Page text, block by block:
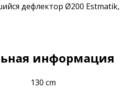
дефлектор Ø200 Estmatik,
информация
130 cm